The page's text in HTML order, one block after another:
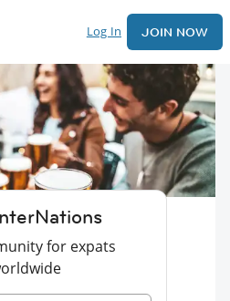
Log In JOIN NOW
for expats